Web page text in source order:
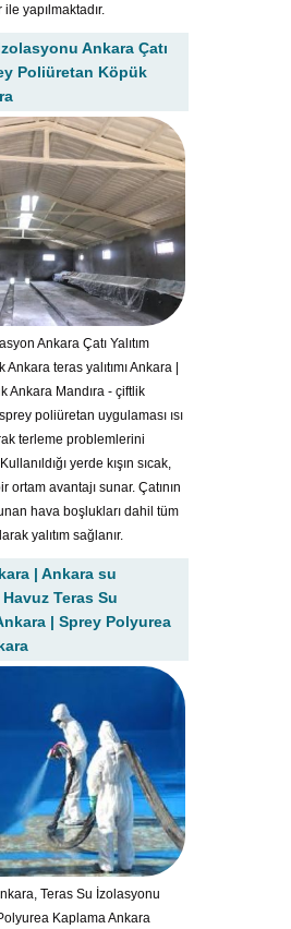
yapılmaktadır.
Ankara Çatı
Poliüretan Köpük
Ankara Çatı Yalıtım
teras yalıtımı Ankara |
Ankara Mandıra - çiftlik
sprey poliüretan uygulaması ısı
terleme problemlerini
yerde kışın sıcak,
ortam avantajı sunar. Çatının
hava boşlukları dahil tüm
yalıtım sağlanır.
| Ankara su
Teras Su
| Sprey Polyurea
Teras Su İzolasyonu
Kaplama Ankara